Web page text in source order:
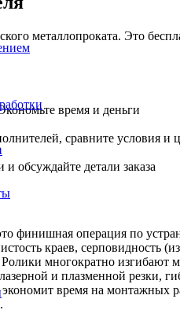
металлопроката. Это
время и деньги
сравните условия и
обсуждайте детали заказа
финишная операция по
краев, серповидность
многократно изгибают
и плазменной резки,
время на монтажных